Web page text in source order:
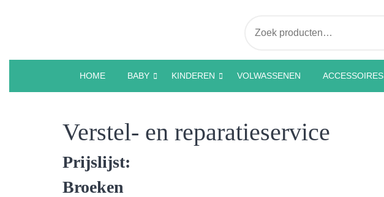
naar:
HOME BABY KINDEREN VOLWASSENEN ACCESSOIRES
Verstel- en reparatieservice
Prijslijst:
Broeken